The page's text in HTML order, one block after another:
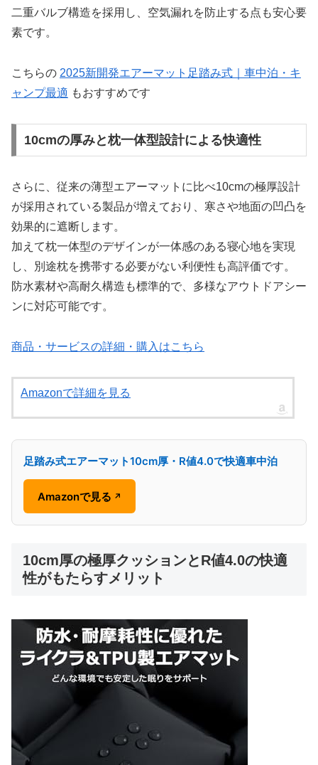
二重バルブ構造を採用し、空気漏れを防止する点も安心要
素です。
こちらの 2025新開発エアーマット足踏み式｜車中泊・キ
ャンプ最適 もおすすめです
10cmの厚みと枕一体型設計による快適性
さらに、従来の薄型エアーマットに比べ10cmの極厚設計
が採用されている製品が増えており、寒さや地面の凹凸を
効果的に遮断します。
加えて枕一体型のデザインが一体感のある寝心地を実現
し、別途枕を携帯する必要がない利便性も高評価です。
防水素材や高耐久構造も標準的で、多様なアウトドアシー
ンに対応可能です。
商品・サービスの詳細・購入はこちら
Amazonで詳細を見る
足踏み式エアーマット10cm厚・R値4.0で快適車中泊
Amazonで見る ↗
10cm厚の極厚クッションとR値4.0の快適
性がもたらすメリット